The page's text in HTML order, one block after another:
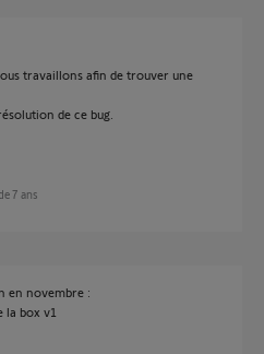
travaillons afin de trouver une
de ce bug.
7 ans
en novembre :
la box v1